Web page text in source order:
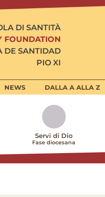
DI SANTITÀ
FOUNDATION
DE SANTIDAD
PIO XI
NEWS DALLA A ALLA Z
Servi di Dio
Fase diocesana